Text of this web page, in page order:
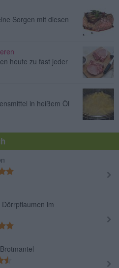
Sorgen mit diesen
heute zu fast jeder
in heißem Öl
im